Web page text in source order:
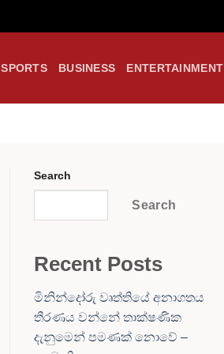
SPORTS BUSINESS ENTERTAINMENT
Search
Search
Recent Posts
මිනින්දෝරු වෘත්තියේ අනාගතය
තීරණය වන්නේ තාක්ෂණික
දැනුමෙන් පමණක් නොවේ –